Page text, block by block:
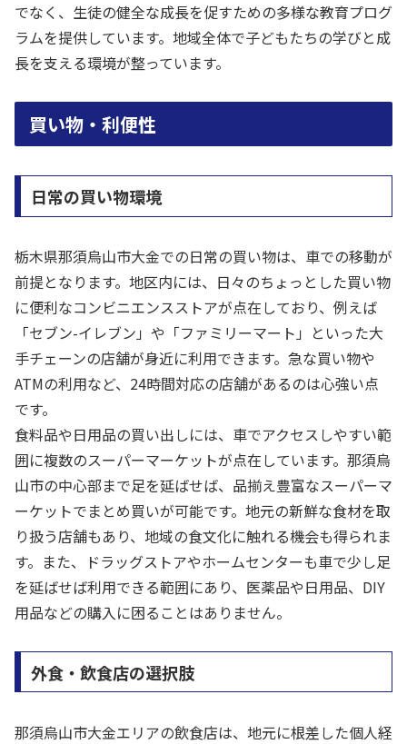
でなく、生徒の健全な成長を促すための多様な教育プログ
ラムを提供しています。地域全体で子どもたちの学びと成
長を支える環境が整っています。
買い物・利便性
日常の買い物環境
栃木県那須烏山市大金での日常の買い物は、車での移動が
前提となります。地区内には、日々のちょっとした買い物
に便利なコンビニエンスストアが点在しており、例えば
「セブン-イレブン」や「ファミリーマート」といった大
手チェーンの店舗が身近に利用できます。急な買い物や
ATMの利用など、24時間対応の店舗があるのは心強い点
です。
食料品や日用品の買い出しには、車でアクセスしやすい範
囲に複数のスーパーマーケットが点在しています。那須烏
山市の中心部まで足を延ばせば、品揃え豊富なスーパーマ
ーケットでまとめ買いが可能です。地元の新鮮な食材を取
り扱う店舗もあり、地域の食文化に触れる機会も得られま
す。また、ドラッグストアやホームセンターも車で少し足
を延ばせば利用できる範囲にあり、医薬品や日用品、DIY
用品などの購入に困ることはありません。
外食・飲食店の選択肢
那須烏山市大金エリアの飲食店は、地元に根差した個人経